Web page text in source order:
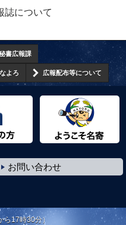
誌について
書広報課
よろ 広報配布等について
お問い合わせ
ら17時30分）